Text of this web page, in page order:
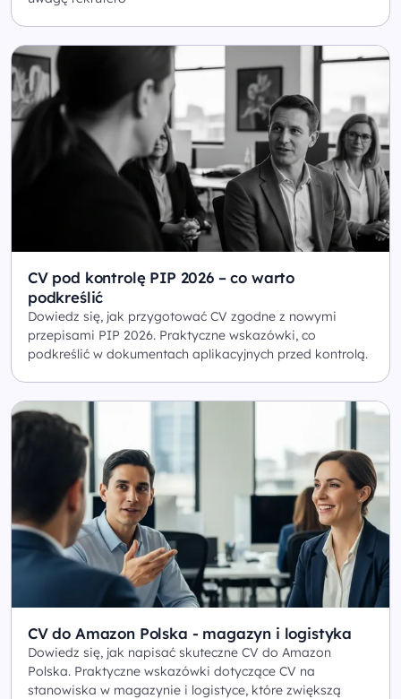
CV pod kontrolę PIP 2026 – co warto
podkreślić
Dowiedz się, jak przygotować CV zgodne z nowymi
przepisami PIP 2026. Praktyczne wskazówki, co
podkreślić w dokumentach aplikacyjnych przed kontrolą.
CV do Amazon Polska - magazyn i logistyka
Dowiedz się, jak napisać skuteczne CV do Amazon
Polska. Praktyczne wskazówki dotyczące CV na
stanowiska w magazynie i logistyce, które zwiększą